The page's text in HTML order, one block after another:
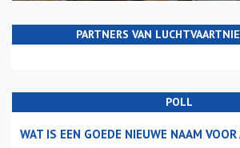
PARTNERS VAN
POLL
WAT IS EEN GOEDE NIEUWE NAAM